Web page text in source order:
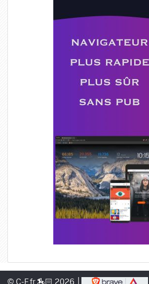
© C-F.fr 🏇🏻 2026 │